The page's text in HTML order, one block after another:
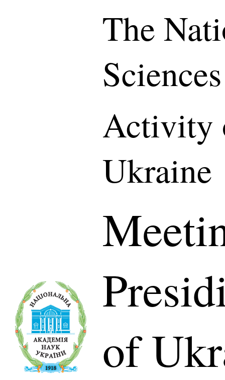
The
Activity
Ukraine
of